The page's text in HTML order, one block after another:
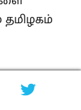
தமிழகம்